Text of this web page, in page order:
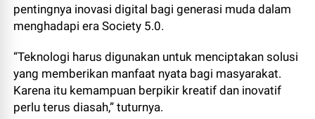
pentingnya inovasi digital bagi generasi muda dalam
menghadapi era Society 5.0.
“Teknologi harus digunakan untuk menciptakan solusi
yang memberikan manfaat nyata bagi masyarakat.
Karena itu kemampuan berpikir kreatif dan inovatif
perlu terus diasah,” tuturnya.